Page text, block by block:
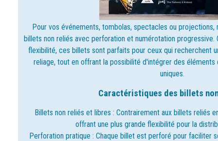
Pour vos événements, tombolas, spectacles ou projections,
billets non reliés avec perforation et numérotation progressive.
flexibilité, ces billets sont parfaits pour ceux qui recherchent
reliage, tout en offrant la possibilité d'intégrer des
uniques.
Caractéristiques des billets
Billets non reliés et libres : Contrairement aux billets reliés
offrant une plus grande flexibilité pour la
Perforation pratique : Chaque billet est perforé pour faciliter